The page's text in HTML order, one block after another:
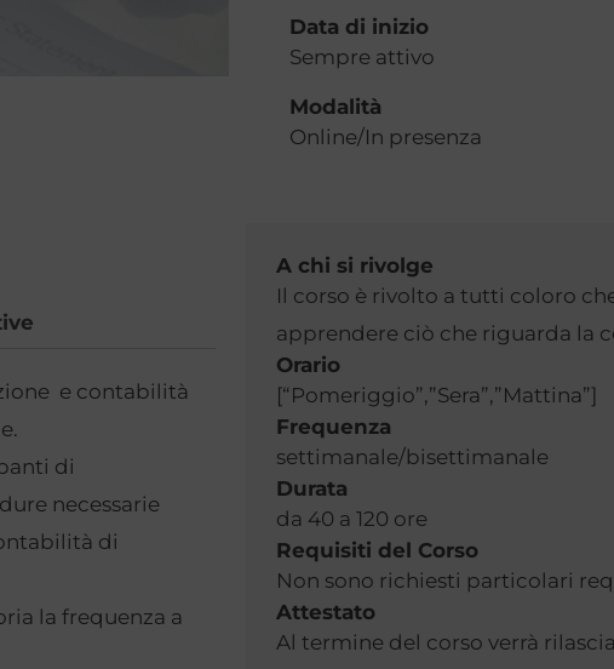
Data di inizio
Sempre attivo
Modalità
Online/In presenza
e contabilità
di
necessarie
di
la frequenza a
A chi si rivolge
Il corso è rivolto a tutti coloro
apprendere ciò che riguarda la
Orario
[“Pomeriggio”,”Sera”,”Mattina”]
Frequenza
settimanale/bisettimanale
Durata
da 40 a 120 ore
Requisiti del Corso
Non sono richiesti particolari
Attestato
Al termine del corso verrà